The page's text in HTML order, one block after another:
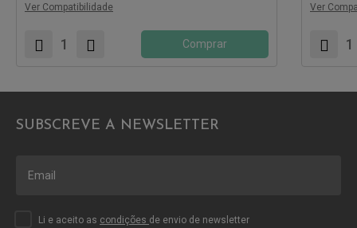
Ver Compatibilidade
Comprar
Ver
SUBSCREVE A NEWSLETTER
Li e aceito as condições de envio de newsletter